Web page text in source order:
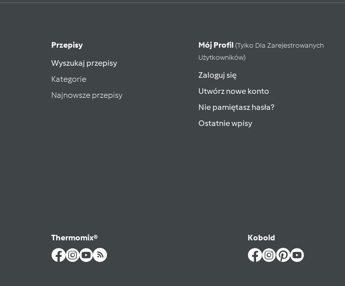
Przepisy
Wyszukaj przepisy
Kategorie
Najnowsze przepisy
Mój Profil (tylko Dla Zarejestrowanych
Użytkowników)
Zaloguj się
Utwórz nowe konto
Nie pamiętasz hasła?
Ostatnie wpisy
Thermomix® Kobold